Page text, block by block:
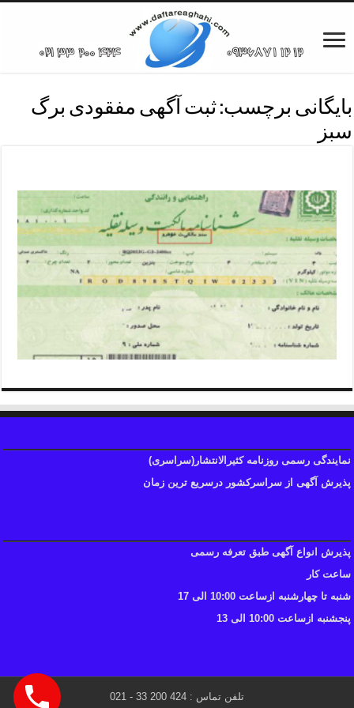
بایگانی برچسب:ثبت آگهی مفقودی برگ
سبز
نمایندگی رسمی روزنامه کثیرالانتشار(سراسری)
پذیرش آگهی از سراسرکشور درسریع ترین زمان
پذیرش انواع آگهی طبق تعرفه رسمی
ساعت کار
شنبه تا چهارشنبه ازساعت 10:00 الی 17
پنجشنبه ازساعت 10:00 الی 13
تلفن تماس : 424 200 33 - 021